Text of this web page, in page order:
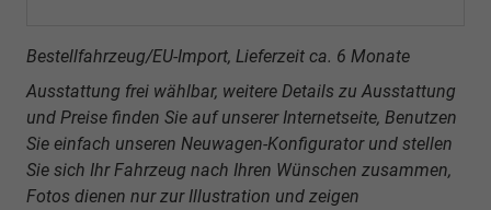
Bestellfahrzeug/EU-Import, Lieferzeit ca. 6 Monate
Ausstattung frei wählbar, weitere Details zu Ausstattung
und Preise finden Sie auf unserer Internetseite, Benutzen
Sie einfach unseren Neuwagen-Konfigurator und stellen
Sie sich Ihr Fahrzeug nach Ihren Wünschen zusammen,
Fotos dienen nur zur Illustration und zeigen